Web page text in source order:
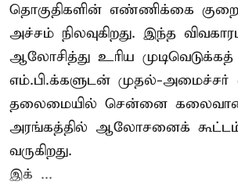
தொகுதிகளின் எண்ணிக்கை
அச்சம் நிலவுகிறது. இந்த
ஆலோசித்து உரிய முடிவெடுக்கத்
எம்.பி.க்களுடன் முதல்-அமைச்சர்
தலைமையில் சென்னை
அரங்கத்தில் ஆலோசனைக்
வருகிறது.
இக் ...